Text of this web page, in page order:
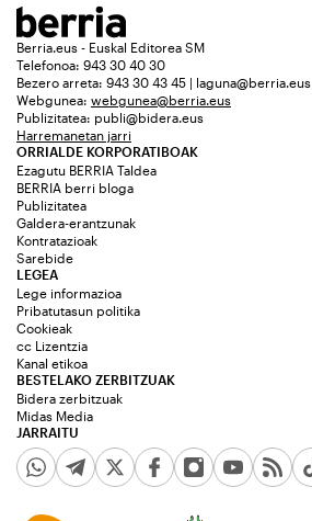
Berria.eus - Euskal Editorea SM
Telefonoa: 943 30 40 30
Bezero arreta: 943 30 43 45 | laguna@berria.eus
Webgunea: webgunea@berria.eus
Publizitatea: publi@bidera.eus
Harremanetan jarri
ORRIALDE KORPORATIBOAK
Ezagutu BERRIA Taldea
BERRIA berri bloga
Publizitatea
Galdera-erantzunak
Kontratazioak
Sarebide
JARRAITU
LEGEA
Lege informazioa
Pribatutasun politika
Cookieak
cc Lizentzia
Kanal etikoa
BESTELAKO ZERBITZUAK
Bidera zerbitzuak
Midas Media